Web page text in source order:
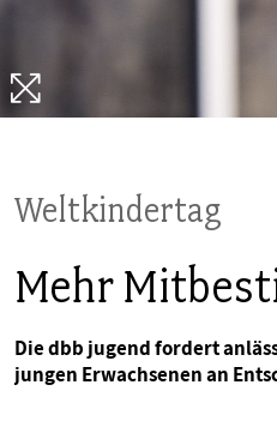
TERMINE &
MITGLIEDSCHAFT &
Weltkindertag
Mehr
Die dbb jugend fordert
jungen Erwachsenen an